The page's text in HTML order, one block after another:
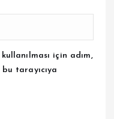
için adım,
tarayıcıya